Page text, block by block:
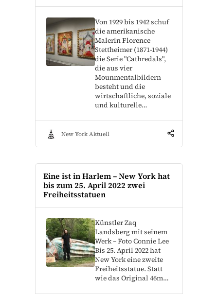
Von 1929 bis 1942 schuf
die amerikanische
Malerin Florence
Stettheimer (1871-1944)
die Serie "Cathredals",
die aus vier
Mounmentalbildern
besteht und die
wirtschaftliche, soziale
und kulturelle…
New York Aktuell
Eine ist in Harlem – New York hat
bis zum 25. April 2022 zwei
Freiheitsstatuen
Künstler Zaq
Landsberg mit seinem
Werk – Foto Connie Lee
Bis 25. April 2022 hat
New York eine zweite
Freiheitsstatue. Statt
wie das Original 46m…